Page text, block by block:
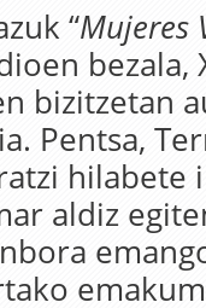
“Mujeres
bezala,
bizitzetan
Pentsa,
hilabete
aldiz